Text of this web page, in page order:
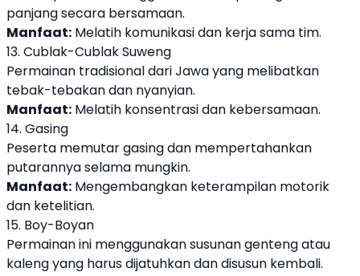
panjang secara bersamaan.
Manfaat: Melatih komunikasi dan kerja sama tim.
13. Cublak-Cublak Suweng
Permainan tradisional dari Jawa yang melibatkan
tebak-tebakan dan nyanyian.
Manfaat: Melatih konsentrasi dan kebersamaan.
14. Gasing
Peserta memutar gasing dan mempertahankan
putarannya selama mungkin.
Manfaat: Mengembangkan keterampilan motorik
dan ketelitian.
15. Boy-Boyan
Permainan ini menggunakan susunan genteng atau
kaleng yang harus dijatuhkan dan disusun kembali.